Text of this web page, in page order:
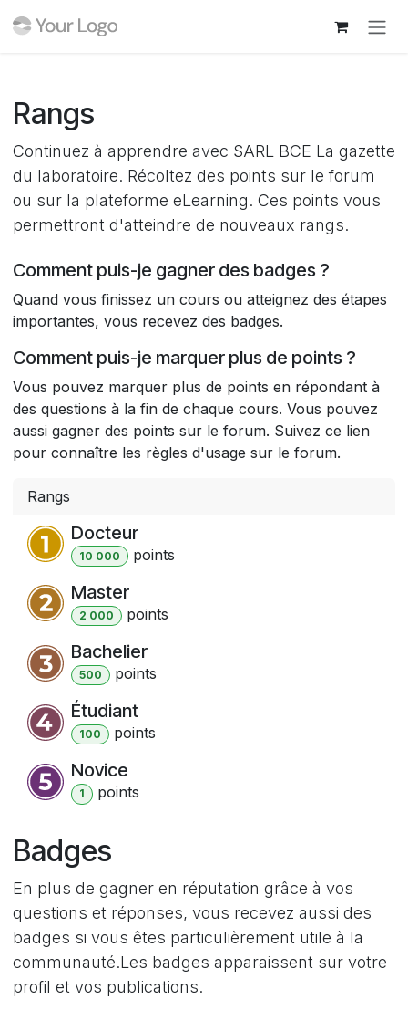
Rangs
Continuez à apprendre avec SARL BCE La gazette
du laboratoire. Récoltez des points sur le forum
ou sur la plateforme eLearning. Ces points vous
permettront d'atteindre de nouveaux rangs.
Comment puis-je gagner des badges ?
Quand vous finissez un cours ou atteignez des étapes
importantes, vous recevez des badges.
Comment puis-je marquer plus de points ?
Vous pouvez marquer plus de points en répondant à
des questions à la fin de chaque cours. Vous pouvez
aussi gagner des points sur le forum. Suivez ce lien
pour connaître les règles d'usage sur le forum.
Rangs
Docteur
10 000 points
Master
2 000 points
Bachelier
500 points
Étudiant
100 points
Novice
1 points
Badges
En plus de gagner en réputation grâce à vos
questions et réponses, vous recevez aussi des
badges si vous êtes particulièrement utile à la
communauté.Les badges apparaissent sur votre
profil et vos publications.